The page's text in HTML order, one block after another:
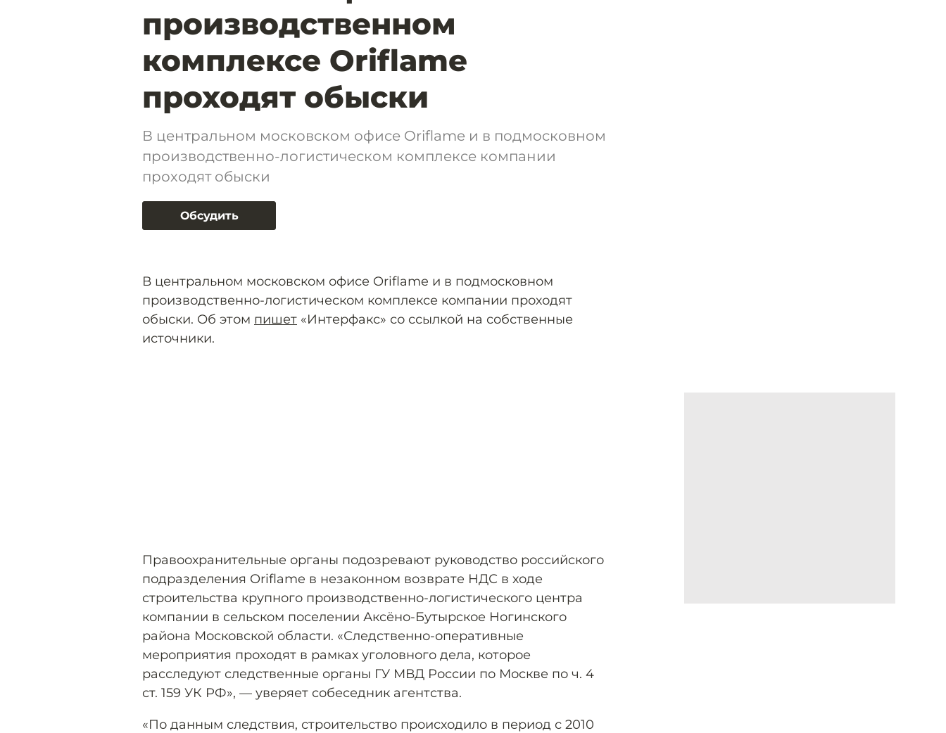
производственном
комплексе Oriflame
проходят обыски
В центральном московском офисе Oriflame и в подмосковном
производственно-логистическом комплексе компании
проходят обыски
Обсудить
В центральном московском офисе Oriflame и в подмосковном
производственно-логистическом комплексе компании проходят
обыски. Об этом пишет «Интерфакс» со ссылкой на собственные
источники.
Правоохранительные органы подозревают руководство российского
подразделения Oriflame в незаконном возврате НДС в ходе
строительства крупного производственно-логистического центра
компании в сельском поселении Аксёно-Бутырское Ногинского
района Московской области. «Следственно-оперативные
мероприятия проходят в рамках уголовного дела, которое
расследуют следственные органы ГУ МВД России по Москве по ч. 4
ст. 159 УК РФ», — уверяет собеседник агентства.
«По данным следствия, строительство происходило в период с 2010